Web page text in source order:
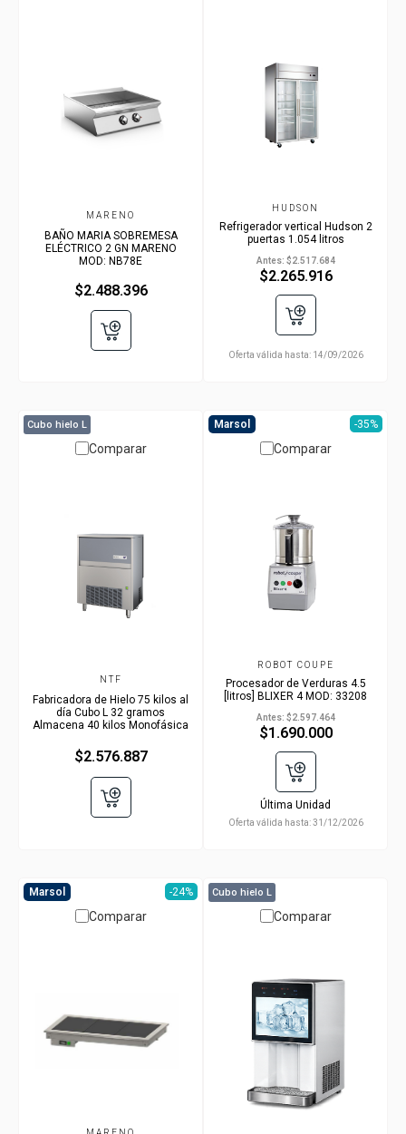
MARENO
BAÑO MARIA SOBREMESA
ELÉCTRICO 2 GN MARENO
MOD: NB78E
$2.488.396
HUDSON
Refrigerador vertical Hudson 2
puertas 1.054 litros
Antes: $2.517.684
$2.265.916
Oferta válida hasta: 14/09/2026
Comparar
Marsol
Cubo hielo L
NTF
Fabricadora de Hielo 75 kilos al
día Cubo L 32 gramos
Almacena 40 kilos Monofásica
$2.576.887
Comparar
Marsol -35%
ROBOT COUPE
Procesador de Verduras 4.5
[litros] BLIXER 4 MOD: 33208
Antes: $2.597.464
$1.690.000
Última Unidad
Oferta válida hasta:31/12/2026
Comparar
Marsol -24%
Comparar
Marsol
Cubo hielo L